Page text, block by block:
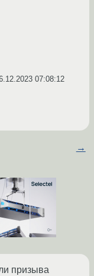
07:08:12
→
призыва